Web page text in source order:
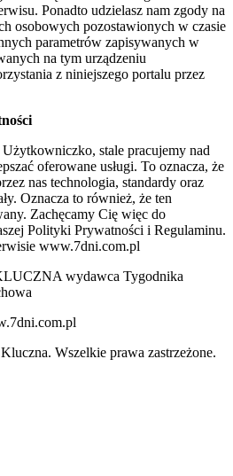
Ponadto udzielasz nam zgody na
osobowych pozostawionych w czasie
parametrów zapisywanych w
na tym urządzeniu
z niniejszego portalu przez
stale pracujemy nad
oferowane usługi. To oznacza, że
nas technologia, standardy oraz
Oznacza to również, że ten
Zachęcamy Cię więc do
Polityki Prywatności i Regulaminu.
www.7dni.com.pl
wydawca Tygodnika
Wszelkie prawa zastrzeżone.